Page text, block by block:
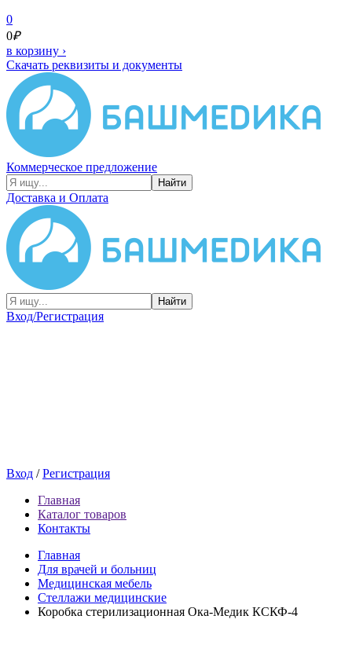
0
0₽
в корзину ›
Скачать реквизиты и документы
Коммерческое предложение
Найти
Доставка и Оплата
Найти
Вход/Регистрация
Вход /Регистрация
Главная
Каталог товаров
Контакты
Главная
Для врачей и больниц
Медицинская мебель
Стеллажи медицинские
Коробка стерилизационная Ока-Медик КСКФ-4